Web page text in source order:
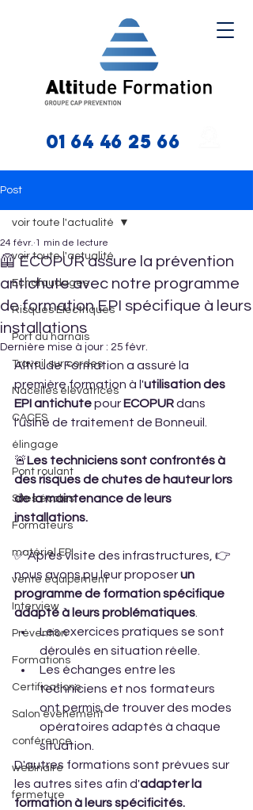
01 64 46 25 66
Post
voir toute l'actualité
Echafaudages
Risques Electriques
Port du harnais
Travail sur cordes
Nacelles élévatrices
CACES
élingage
Pont roulant
Sites écoles
Formateurs
matériel EPI
vente équipement
Interview
Prévention
Formations
Certifications
Salon évènement
conférence
webinaire
fermeture
voir toute l'actualité
🦺 ECOPUR assure la prévention
antichute avec notre programme
de formation EPI spécifique à leurs
installations
24 févr. 1 min de lecture
Dernière mise à jour : 25 févr.
Altitude Formation a assuré la
première formation à l'utilisation des
EPI antichute pour ECOPUR dans
l'usine de traitement de Bonneuil.
🚨Les techniciens sont confrontés à
des risques de chutes de hauteur lors
de la maintenance de leurs
installations.
✅ Après visite des infrastructures, 👉
nous avons pu leur proposer un
programme de formation spécifique
adapté à leurs problématiques
Les exercices pratiques se sont
déroulés en situation réelle.
Les échanges entre les
techniciens et nos formateurs
ont permis de trouver des modes
opératoires adaptés à chaque
situation.
D'autres formations sont prévues sur
les autres sites afin d'adapter la
formation à leurs spécificités.